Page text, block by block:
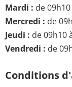
Mardi : de
Mercredi : de
Jeudi : de 09h10
Vendredi : de
Conditions